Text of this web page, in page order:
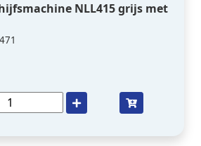
NLL415 grijs met